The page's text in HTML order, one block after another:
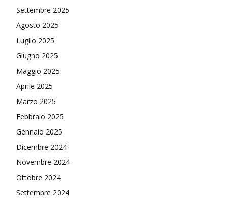
Settembre 2025
Agosto 2025
Luglio 2025
Giugno 2025
Maggio 2025
Aprile 2025
Marzo 2025
Febbraio 2025
Gennaio 2025
Dicembre 2024
Novembre 2024
Ottobre 2024
Settembre 2024